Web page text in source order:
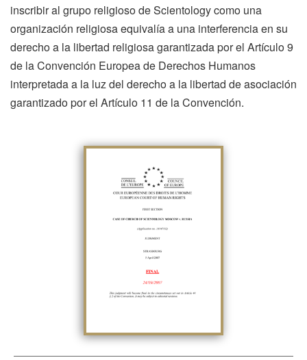
inscribir al grupo religioso de Scientology como una
organización religiosa equivalía a una interferencia en su
derecho a la libertad religiosa garantizada por el Artículo 9
de la Convención Europea de Derechos Humanos
interpretada a la luz del derecho a la libertad de asociación
garantizado por el Artículo 11 de la Convención.